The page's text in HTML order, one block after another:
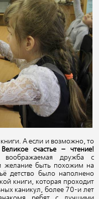
А если и возможно, то
Великое счастье – чтение!
воображаемая дружба с
желание быть похожим на
детство было наполнено
книги, которая проходит
каникул, более 70-и лет